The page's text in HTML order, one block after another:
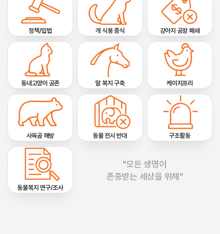
정책/입법 개 식용 종식 강아지 공장 폐쇄
동네고양이 공존 말 복지 구축 케이지프리
사육곰 해방 동물 전시 반대 구조활동
동물복지 연구/조사
"모든 생명이
존중받는 세상을 위해"